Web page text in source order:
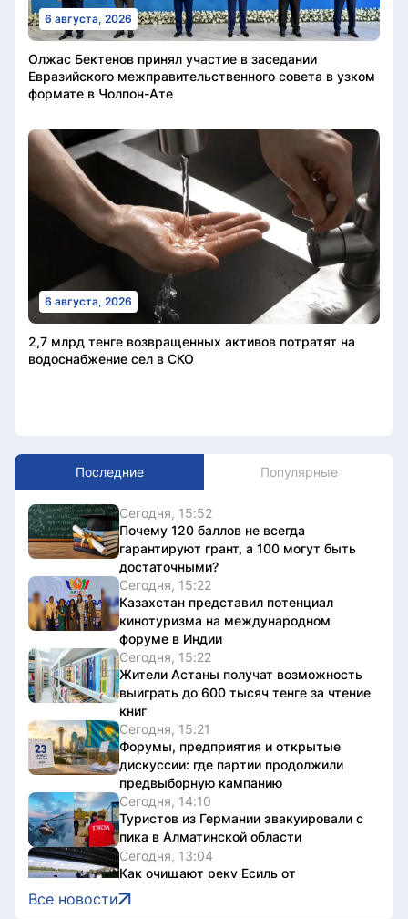
6 августа, 2026
Олжас Бектенов принял участие в заседании
Евразийского межправительственного совета в узком
формате в Чолпон-Ате
6 августа, 2026
2,7 млрд тенге возвращенных активов потратят на
водоснабжение сел в СКО
Последние Популярные
Сегодня, 15:52
Почему 120 баллов не всегда
гарантируют грант, а 100 могут быть
достаточными?
Сегодня, 15:22
Казахстан представил потенциал
кинотуризма на международном
форуме в Индии
Сегодня, 15:22
Жители Астаны получат возможность
выиграть до 600 тысяч тенге за чтение
книг
Сегодня, 15:21
Форумы, предприятия и открытые
дискуссии: где партии продолжили
предвыборную кампанию
Сегодня, 14:10
Туристов из Германии эвакуировали с
пика в Алматинской области
Сегодня, 13:04
Как очищают реку Есиль от
водорослей, тины и мусора в Астане
Сегодня, 13:04
Все новости